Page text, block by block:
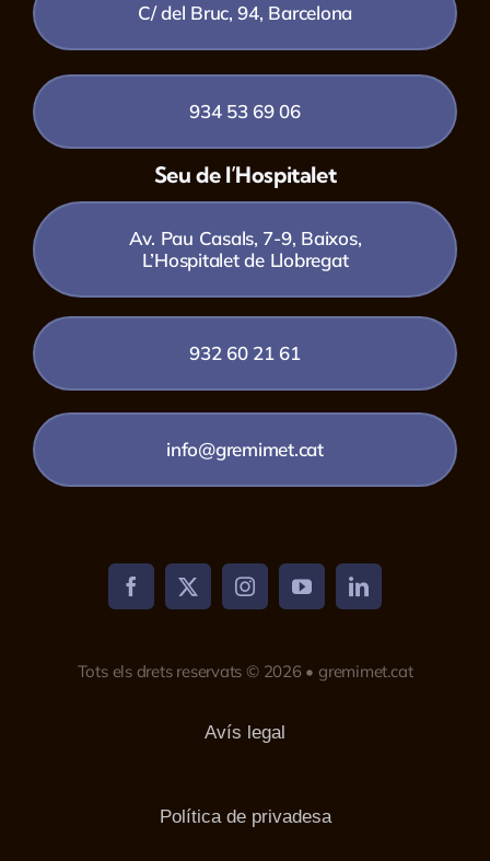
C/ del Bruc, 94, Barcelona
934 53 69 06
info@gremimet.cat
Seu de l’Hospitalet
Av. Pau Casals, 7-9, Baixos,
L’Hospitalet de Llobregat
932 60 21 61
Tots els drets reservats © 2026 • gremimet.cat
Avís legal
Política de privadesa